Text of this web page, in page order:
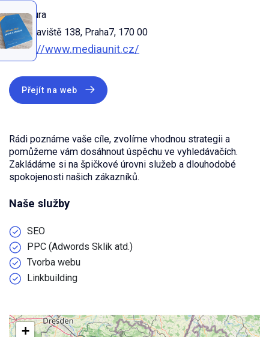
Agentura
U Výstaviště 138, Praha7, 170 00
https://www.mediaunit.cz/
Přejít na web
Rádi poznáme vaše cíle, zvolíme vhodnou strategii a
pomůžeme vám dosáhnout úspěchu ve vyhledávačích.
Zakládáme si na špičkové úrovni služeb a dlouhodobé
spokojenosti našich zákazníků.
Naše služby
SEO
PPC (Adwords Sklik atd.)
Tvorba webu
Linkbuilding
+